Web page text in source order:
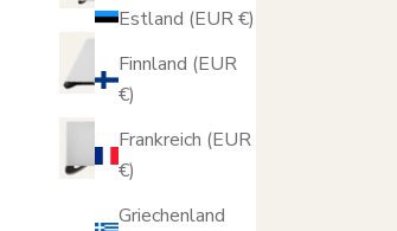
Estland (EUR €)
Finnland (EUR
€)
Frankreich (EUR
€)
Griechenland